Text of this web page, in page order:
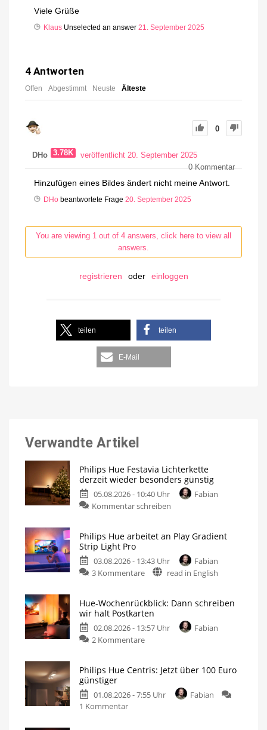
Viele Grüße
Klaus Unselected an answer 21. September 2025
4 Antworten
Offen Abgestimmt Neuste Älteste
0
DHo 3.78K
veröffentlicht 20. September 2025
0Kommentar
Hinzufügen eines Bildes ändert nicht meine Antwort.
DHo beantwortete Frage 20. September 2025
You are viewing 1 out of 4 answers, click here to view all
answers.
registrieren oder einloggen
teilen teilen
E-Mail
Verwandte Artikel
Philips Hue Festavia Lichterkette
derzeit wieder besonders günstig
05.08.2026 - 10:40 Uhr
Fabian
Kommentar schreiben
Philips Hue arbeitet an Play Gradient
Strip Light Pro
03.08.2026 - 13:43 Uhr
Fabian
3 Kommentare
read in English
Hue-Wochenrückblick: Dann schreiben
wir halt Postkarten
02.08.2026 - 13:57 Uhr
Fabian
2 Kommentare
Philips Hue Centris: Jetzt über 100 Euro
günstiger
01.08.2026 - 7:55 Uhr
Fabian
1 Kommentar